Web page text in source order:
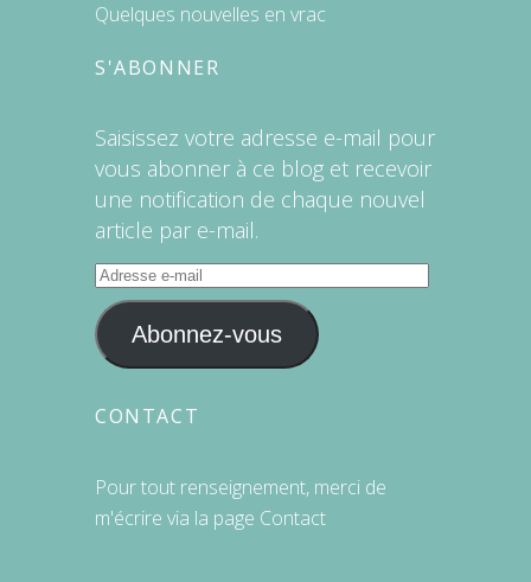
Quelques nouvelles en vrac
S'ABONNER
Saisissez votre adresse e-mail pour
vous abonner à ce blog et recevoir
une notification de chaque nouvel
article par e-mail.
Adresse
e-
mailAbonnez-vous
CONTACT
Pour tout renseignement, merci de
m'écrire via la page Contact